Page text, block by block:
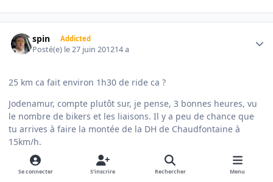
spin Addicted
Posté(e) le 27 juin 201214 a
25 km ca fait environ 1h30 de ride ca ?
Jodenamur, compte plutôt sur, je pense, 3 bonnes heures, vu
le nombre de bikers et les liaisons. Il y a peu de chance que
tu arrives à faire la montée de la DH de Chaudfontaine à
15km/h.
La sagesse a parlé
Surtout qu'on a pas tous des physiques de fous
et qu'on
Se connecter S’inscrire Rechercher Menu